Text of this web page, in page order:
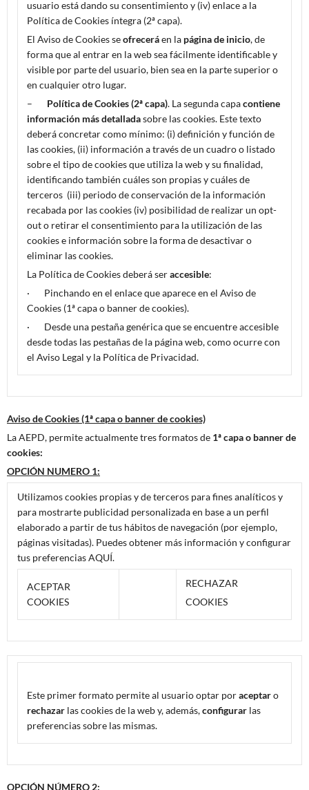
usuario está dando su consentimiento y (iv) enlace a la
Política de Cookies íntegra (2ª capa).
El Aviso de Cookies seofreceráen la página de inicio, de
forma que al entrar en la web sea fácilmente identificable y
visible por parte del usuario, bien sea en la parte superior o
en cualquier otro lugar.
– Política de Cookies (2ª capa). La segunda capacontiene
información más detalladasobre las cookies. Este texto
deberá concretar como mínimo: (i) definición y función de
las cookies, (ii) información a través de un cuadro o listado
sobre el tipo de cookies que utiliza la web y su finalidad,
identificando también cuáles son propias y cuáles de
terceros (iii) periodo de conservación de la información
recabada por las cookies (iv) posibilidad de realizar un opt-
out o retirar el consentimiento para la utilización de las
cookies e información sobre la forma de desactivar o
eliminar las cookies.
La Política de Cookies deberá seraccesible:
· Pinchando en el enlace que aparece en el Aviso de
Cookies (1ª capa o banner de cookies).
· Desde una pestaña genérica que se encuentre accesible
desde todas las pestañas de la página web, como ocurre con
el Aviso Legal y la Política de Privacidad.
Aviso de Cookies (1ª capa o banner de cookies)
La AEPD, permite actualmente tres formatos de 1ª capa o banner de
cookies:
OPCIÓN NUMERO 1:
Utilizamos cookies propias y de terceros para fines analíticos y
para mostrarte publicidad personalizada en base a un perfil
elaborado a partir de tus hábitos de navegación (por ejemplo,
páginas visitadas). Puedes obtener más información y configurar
tus preferencias AQUÍ.
ACEPTAR
COOKIES
RECHAZAR
COOKIES
Este primer formato permite al usuario optar poraceptaro
rechazar las cookies de la web y, además,configurar las
preferencias sobre las mismas.
OPCIÓN NÚMERO 2: